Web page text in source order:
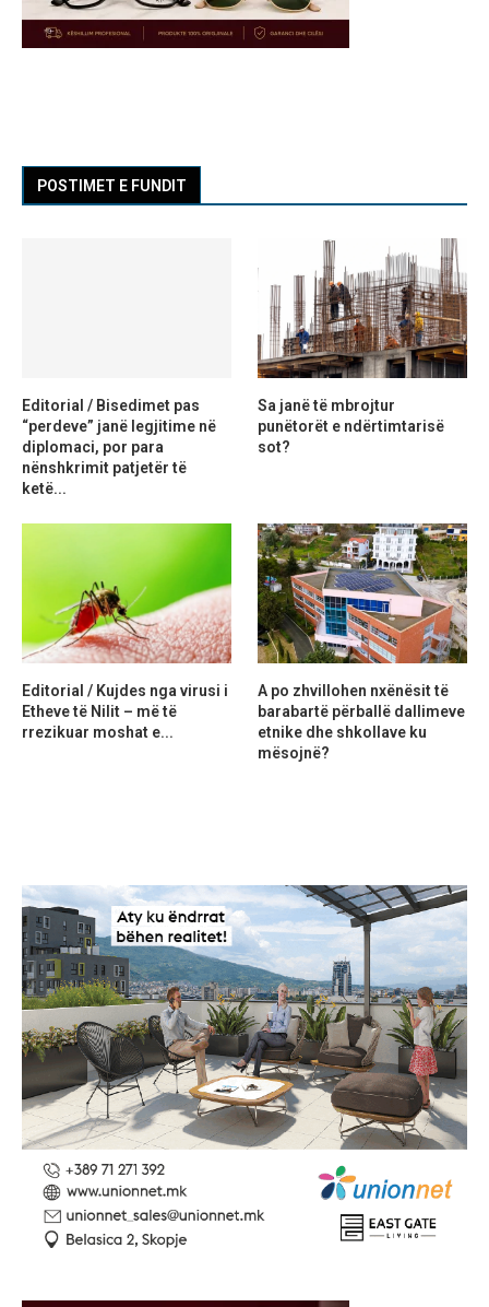
POSTIMET E FUNDIT
Editorial / Bisedimet pas
“perdeve” janë legjitime në
diplomaci, por para
nënshkrimit patjetër të
ketë...
Sa janë të mbrojtur
punëtorët e ndërtimtarisë
sot?
Editorial / Kujdes nga virusi i
Etheve të Nilit – më të
rrezikuar moshat e...
A po zhvillohen nxënësit të
barabartë përballë dallimeve
etnike dhe shkollave ku
mësojnë?